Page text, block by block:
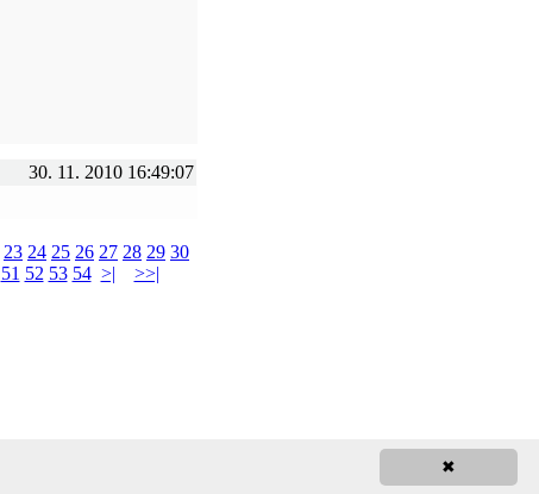
30. 11. 2010 16:49:07
23 24 25 26 27 28 29 30
51 52 53 54 >| >>|
✖